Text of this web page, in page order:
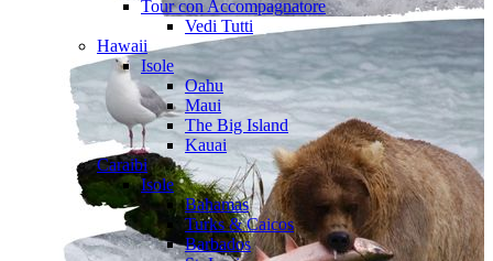
Tour con Accompagnatore
Vedi Tutti
Hawaii
Isole
Oahu
Maui
The Big Island
Kauai
Caraibi
Isole
Bahamas
Turks & Caicos
Barbados